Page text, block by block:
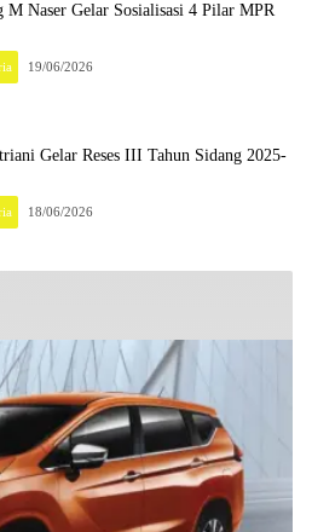
M Naser Gelar Sosialisasi 4 Pilar MPR
19/06/2026
Gelar Reses III Tahun Sidang 2025-
18/06/2026